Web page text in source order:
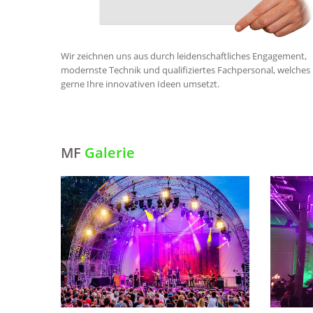
Wir zeichnen uns aus durch leidenschaftliches Engagement,
modernste Technik und qualifiziertes Fachpersonal, welches
gerne Ihre innovativen Ideen umsetzt.
MF Galerie